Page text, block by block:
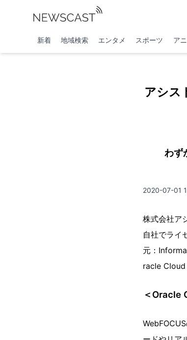
新着 地域検索 エンタメ スポーツ ア
アシス
わず
2020-07-01
株式会社ア
自社でライ
元：
racle Cloud
＜Oracle